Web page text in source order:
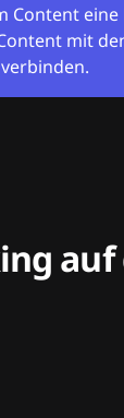
Content
mit
auf